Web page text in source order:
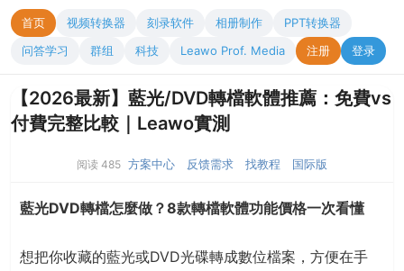
首页 视频转换器 刻录软件 相册制作
PPT转换器
问答学习
群组 科技 Leawo Prof. Media 注册 登录
【2026最新】藍光/DVD轉檔軟體推薦：免費vs
付費完整比較｜Leawo實測
阅读 485 方案中心 反馈需求 找教程 国际版
藍光DVD轉檔怎麼做？8款轉檔軟體功能價格一次看懂
想把你收藏的藍光或DVD光碟轉成數位檔案，方便在手